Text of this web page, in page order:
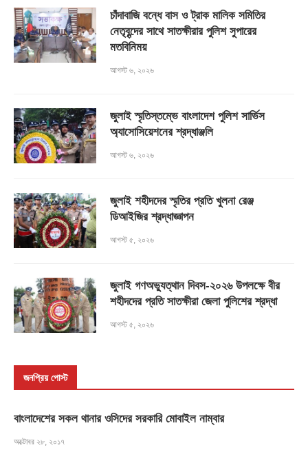
চাঁদাবাজি বন্ধে বাস ও ট্রাক মালিক সমিতির
নেতৃবৃন্দের সাথে সাতক্ষীরার পুলিশ সুপারের
মতবিনিময়
আগস্ট ৬, ২০২৬
জুলাই স্মৃতিস্তম্ভে বাংলাদেশ পুলিশ সার্ভিস
অ্যাসোসিয়েশনের শ্রদ্ধাঞ্জলি
আগস্ট ৬, ২০২৬
জুলাই শহীদদের স্মৃতির প্রতি খুলনা রেঞ্জ
ডিআইজির শ্রদ্ধাজ্ঞাপন
আগস্ট ৫, ২০২৬
জুলাই গণঅভ্যুত্থান দিবস-২০২৬ উপলক্ষে বীর
শহীদদের প্রতি সাতক্ষীরা জেলা পুলিশের শ্রদ্ধা
আগস্ট ৫, ২০২৬
জনপ্রিয় পোস্ট
বাংলাদেশের সকল থানার ওসিদের সরকারি মোবাইল নাম্বার
অক্টোবর ২৮, ২০১৭